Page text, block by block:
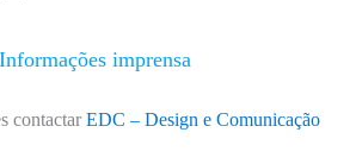
Informações imprensa
contactar EDC – Design e Comunicação